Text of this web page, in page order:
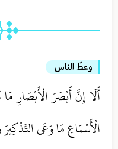
وعظُ الناس
أَلَا إِنَّ أَبْصَرَ الْأَبْصَارِ
الْأَسْمَاعِ مَا وَعَى